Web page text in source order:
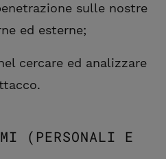
sulle nostre
ed esterne;
cercare ed analizzare
(PERSONALI E